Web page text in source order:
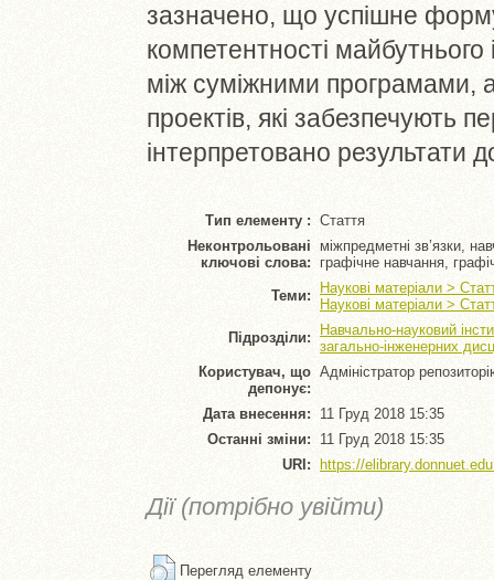
зазначено, що успішне
компетентності
між суміжними програмами,
проектів, які забезпечують
інтерпретовано результати
Тип елементу : Стаття
Неконтрольовані
ключові слова:
міжпредметні зв’язки,
графічне навчання,
Теми:
Наукові матеріали >
Наукові матеріали >
Підрозділи:
Навчально-науковий
загально-інженерних
Користувач, що
депонує:
Адміністратор
Дата внесення: 11 Груд 2018 15:35
Останні зміни:
11 Груд 2018 15:35
URI:
https://
Дії (потрібно увійти)
Перегляд елементу